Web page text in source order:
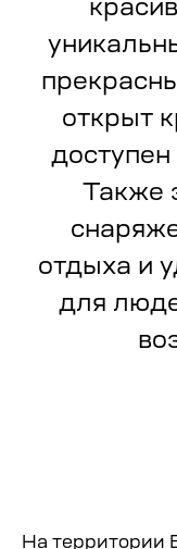
открыт
Также
отдыха и
для
На территории
и
лучшее
юных
и